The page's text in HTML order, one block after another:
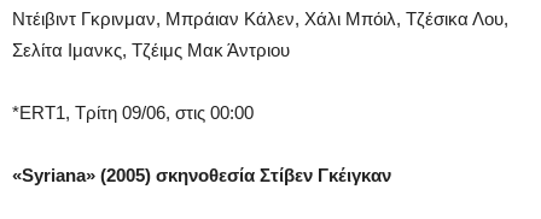
Ντέιβιντ Γκρινμαν, Μπράιαν Κάλεν, Χάλι Μπόιλ, Τζέσικα Λου,
Σελίτα Ιμανκς, Τζέιμς Μακ Άντριου
*ERT1, Τρίτη 09/06, στις 00:00
«Syriana» (2005) σκηνοθεσία Στίβεν Γκέιγκαν